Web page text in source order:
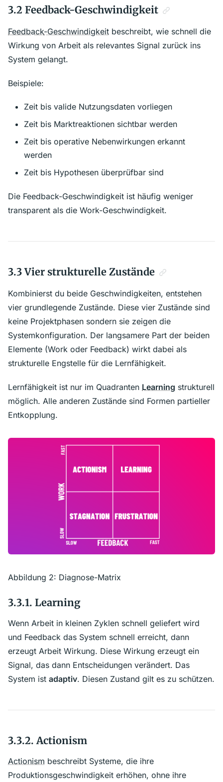
3.2 Feedback-Geschwindigkeit
Feedback-Geschwindigkeit beschreibt, wie schnell die
Wirkung von Arbeit als relevantes Signal zurück ins
System gelangt.
Beispiele:
Zeit bis valide Nutzungsdaten vorliegen
Zeit bis Marktreaktionen sichtbar werden
Zeit bis operative Nebenwirkungen erkannt
werden
Zeit bis Hypothesen überprüfbar sind
Die Feedback-Geschwindigkeit ist häufig weniger
transparent als die Work-Geschwindigkeit.
3.3 Vier strukturelle Zustände
Kombinierst du beide Geschwindigkeiten, entstehen
vier grundlegende Zustände. Diese vier Zustände sind
keine Projektphasen sondern sie zeigen die
Systemkonfiguration. Der langsamere Part der beiden
Elemente (Work oder Feedback) wirkt dabei als
strukturelle Engstelle für die Lernfähigkeit.
Lernfähigkeit ist nur im Quadranten Learning strukturell
möglich. Alle anderen Zustände sind Formen partieller
Entkopplung.
Abbildung 2: Diagnose-Matrix
3.3.1. Learning
Wenn Arbeit in kleinen Zyklen schnell geliefert wird
und Feedback das System schnell erreicht, dann
erzeugt Arbeit Wirkung. Diese Wirkung erzeugt ein
Signal, das dann Entscheidungen verändert. Das
System ist adaptiv. Diesen Zustand gilt es zu schützen.
3.3.2. Actionism
Actionism beschreibt Systeme, die ihre
Produktionsgeschwindigkeit erhöhen, ohne ihre